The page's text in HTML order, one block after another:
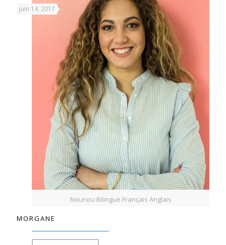
Nounou Bilingue Français Anglais
juin 14, 2017
MORGANE